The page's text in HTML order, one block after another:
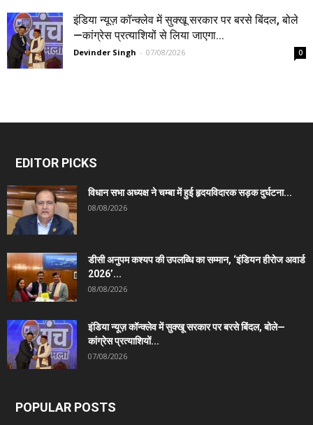
इंडिया न्यूज़ कॉन्क्लेव में सुक्खू सरकार पर बरसे बिंदल, बोले
—कांग्रेस प्रत्याशियों से लिया जाएगा...
Devinder Singh - 07/08/2026 0
EDITOR PICKS
विधान सभा अध्यक्ष ने चम्बा में हुई हृदयविदारक सड़क दुर्घटना...
08/08/2026
डीसी अनुपम कश्यप की उपलब्धि का सम्मान, ‘इंडियन हीरोज अवार्ड
2026’...
08/08/2026
इंडिया न्यूज़ कॉन्क्लेव में सुक्खू सरकार पर बरसे बिंदल, बोले—
कांग्रेस प्रत्याशियों...
07/08/2026
POPULAR POSTS